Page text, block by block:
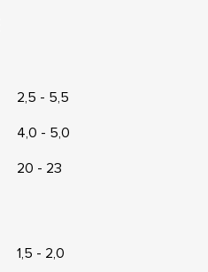
2,5 - 5,5
4,0 - 5,0
20 - 23
1,5 - 2,0